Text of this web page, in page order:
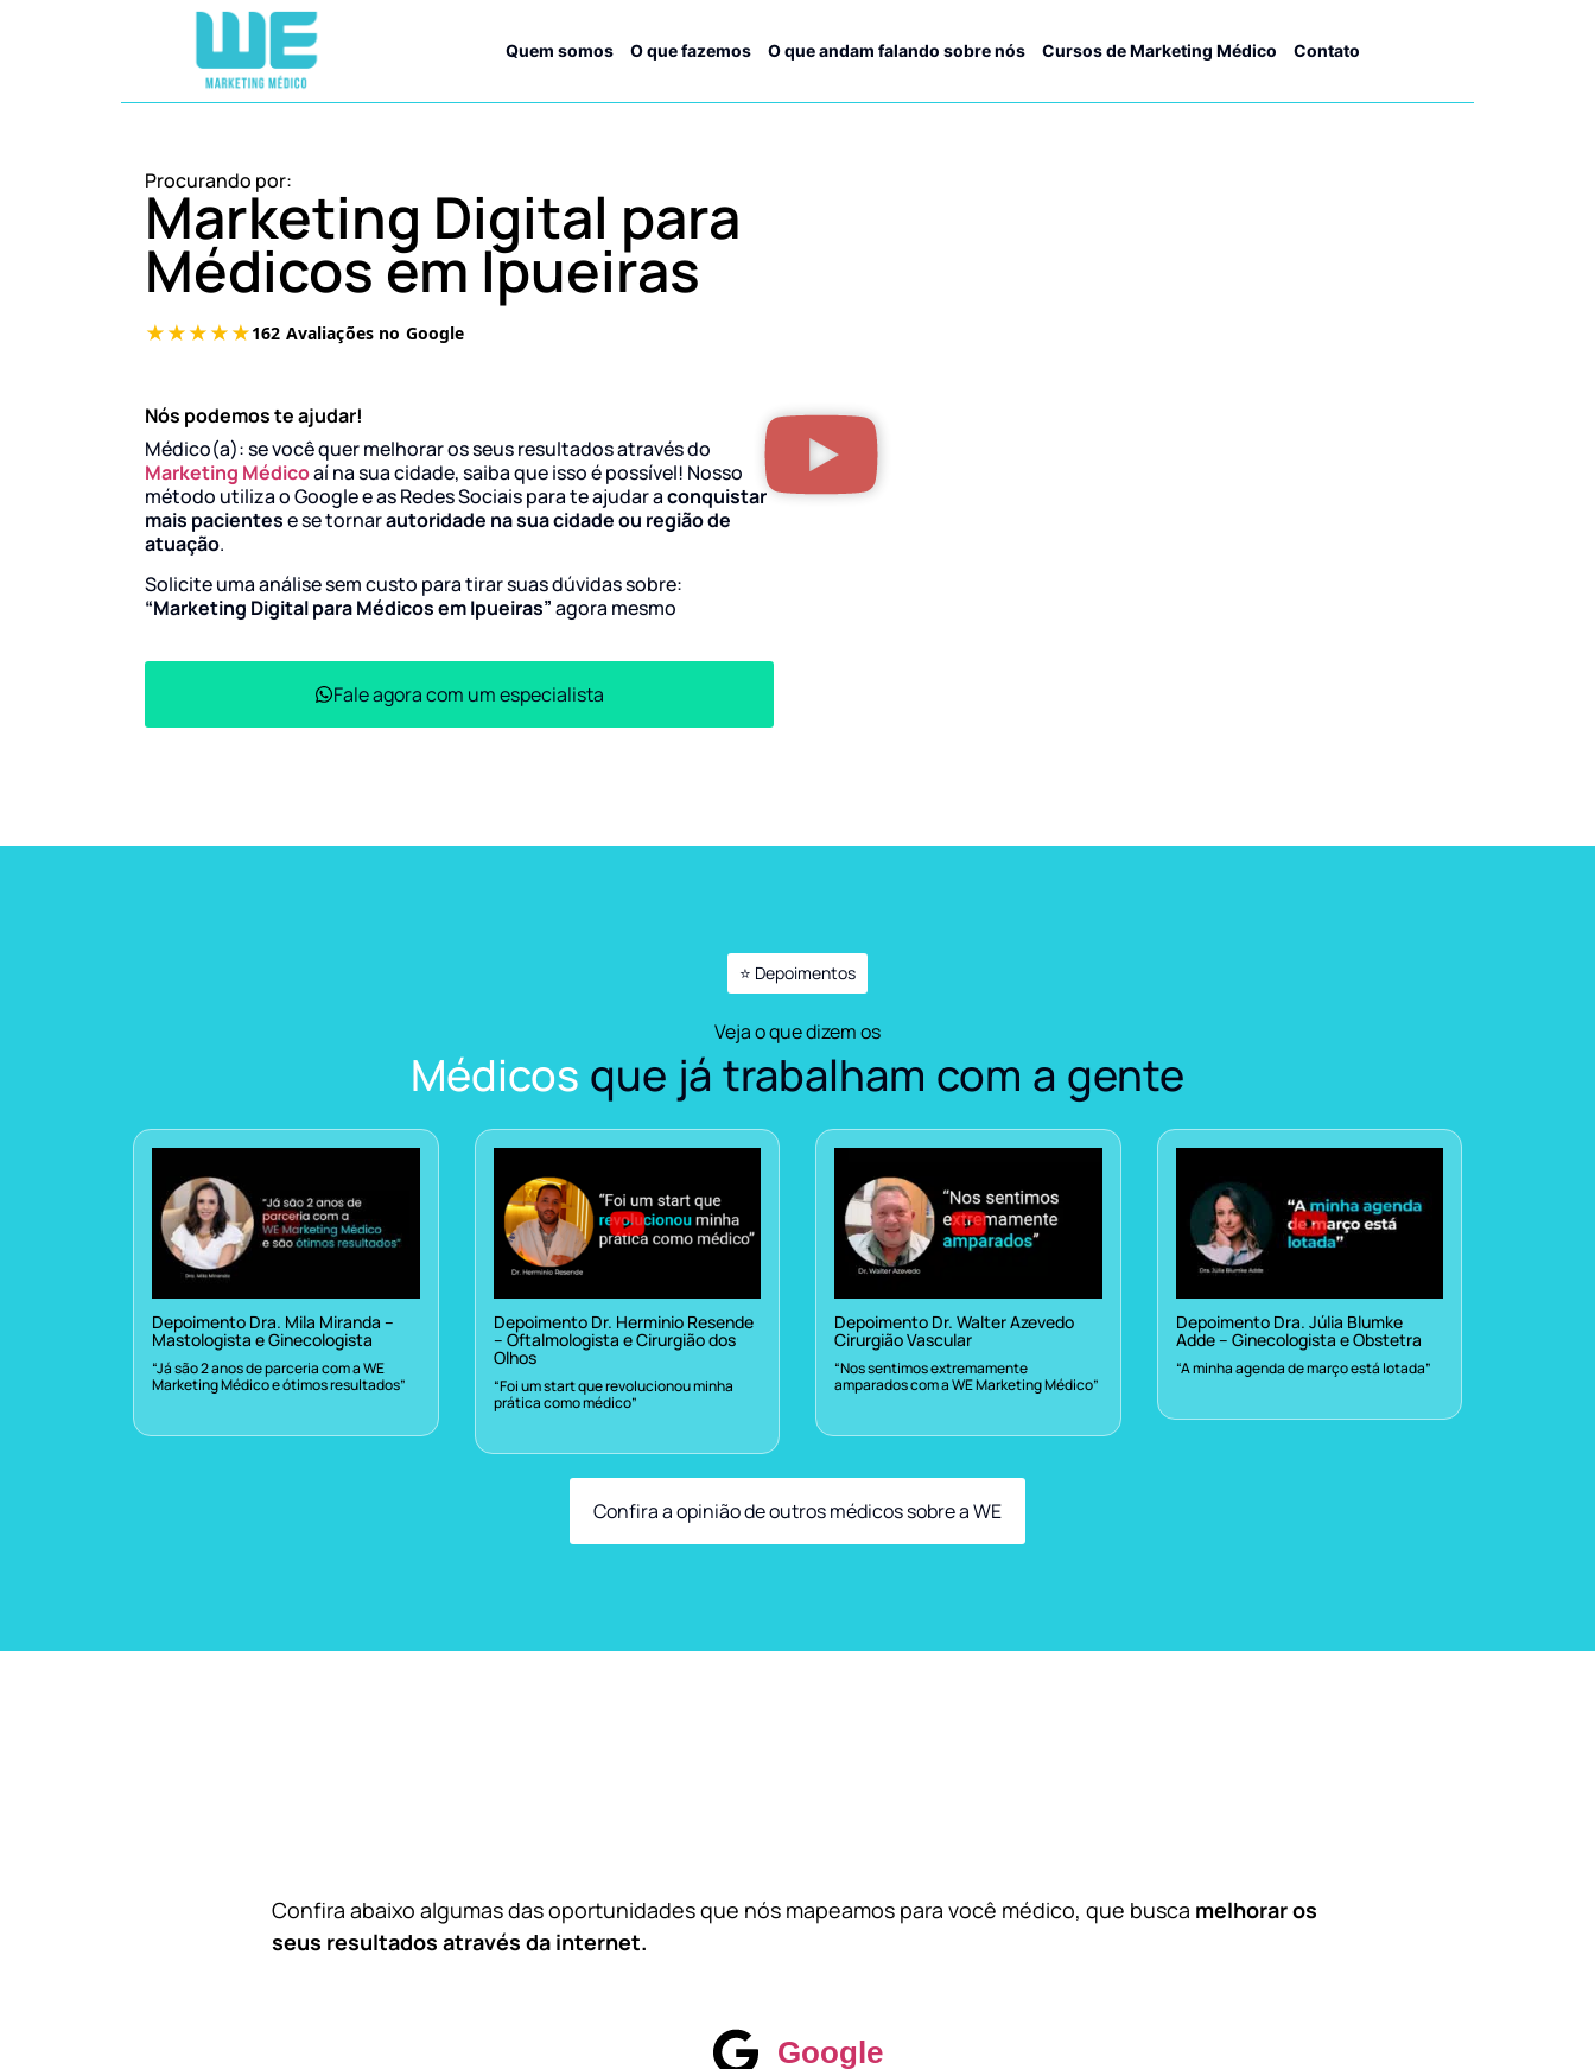
Quem somos O que fazemos O que andam falando sobre nós Cursos de Marketing Médico Contato
Procurando por:
Marketing Digital para
Médicos em Ipueiras
Nós podemos te ajudar!
Médico(a): se você quer melhorar os seus resultados através do
Marketing Médicoaí na sua cidade, saiba que isso é possível! Nosso
método utiliza o Google e as Redes Sociais para te ajudar aconquistar
mais pacientese se tornarautoridade na sua cidade ou região de
atuação.
Solicite uma análise sem custo para tirar suas dúvidas sobre:
“Marketing Digital para Médicos em Ipueiras”agora mesmo
Fale agora com um especialista
⭐ Depoimentos
Veja o que dizem os
Médicos que já trabalham com a gente
Depoimento Dra. Mila Miranda –
Mastologista e Ginecologista
“Já são 2 anos de parceria com a WE
Marketing Médico e ótimos resultados”
Depoimento Dr. Herminio Resende
– Oftalmologista e Cirurgião dos
Olhos
“Foi um start que revolucionou minha
prática como médico”
Depoimento Dr. Walter Azevedo
Cirurgião Vascular
“Nos sentimos extremamente
amparados com a WE Marketing Médico”
Depoimento Dra. Júlia Blumke
Adde – Ginecologista e Obstetra
“A minha agenda de março está lotada”
Confira a opinião de outros médicos sobre a WE
Confira abaixo algumas das oportunidades que nós mapeamos para você médico, que busca melhorar os
seus resultados através da internet.
Google